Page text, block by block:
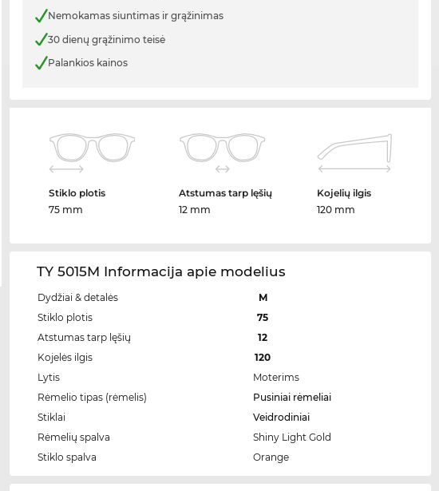
Nemokamas siuntimas ir grąžinimas
30 dienų grąžinimo teisė
Palankios kainos
Stiklo plotis
75 mm
Atstumas tarp lęšių
12 mm
Kojelių ilgis
120 mm
TY 5015M Informacija apie modelius
Dydžiai & detalės
M
Stiklo plotis
75
Atstumas tarp lęšių
12
Kojelės ilgis
120
Lytis
Moterims
Rėmelio tipas (rėmelis)
Pusiniai rėmeliai
Stiklai
Veidrodiniai
Rėmelių spalva
Shiny Light Gold
Stiklo spalva
Orange